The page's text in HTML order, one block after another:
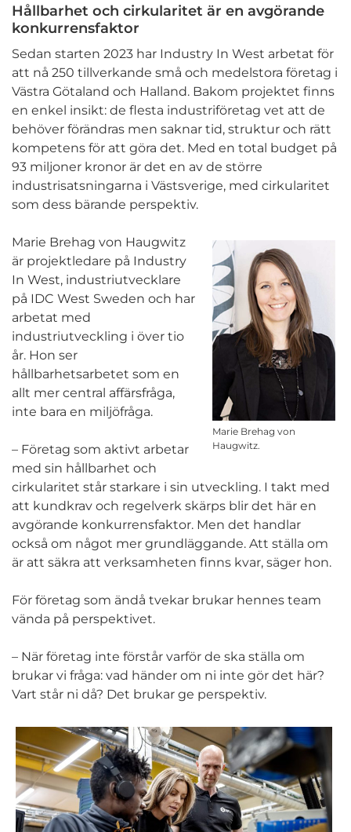
Hållbarhet och cirkularitet är en avgörande
konkurrensfaktor
Sedan starten 2023 har Industry In West arbetat för
att nå 250 tillverkande små och medelstora företag i
Västra Götaland och Halland. Bakom projektet finns
en enkel insikt: de flesta industriföretag vet att de
behöver förändras men saknar tid, struktur och rätt
kompetens för att göra det. Med en total budget på
93 miljoner kronor är det en av de större
industrisatsningarna i Västsverige, med cirkularitet
som dess bärande perspektiv.
Marie Brehag von
Haugwitz.
Marie Brehag von Haugwitz
är projektledare på Industry
In West, industriutvecklare
på IDC West Sweden och har
arbetat med
industriutveckling i över tio
år. Hon ser
hållbarhetsarbetet som en
allt mer central affärsfråga,
inte bara en miljöfråga.
– Företag som aktivt arbetar
med sin hållbarhet och
cirkularitet står starkare i sin utveckling. I takt med
att kundkrav och regelverk skärps blir det här en
avgörande konkurrensfaktor. Men det handlar
också om något mer grundläggande. Att ställa om
är att säkra att verksamheten finns kvar, säger hon.
För företag som ändå tvekar brukar hennes team
vända på perspektivet.
– När företag inte förstår varför de ska ställa om
brukar vi fråga: vad händer om ni inte gör det här?
Vart står ni då? Det brukar ge perspektiv.